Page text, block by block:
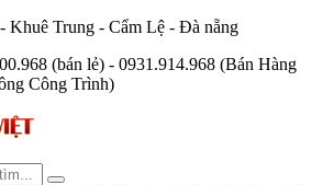
Khuê Trung - Cẩm Lệ - Đà nẵng
(bán lẻ) - 0931.914.968 (Bán Hàng
Công Trình)